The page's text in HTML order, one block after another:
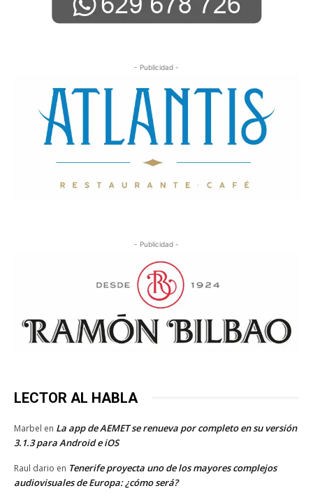
- Publicidad -
- Publicidad -
LECTOR AL HABLA
Marbel en La app de AEMET se renueva por completo en su versión
3.1.3 para Android e iOS
Raul dario en Tenerife proyecta uno de los mayores complejos
audiovisuales de Europa: ¿cómo será?